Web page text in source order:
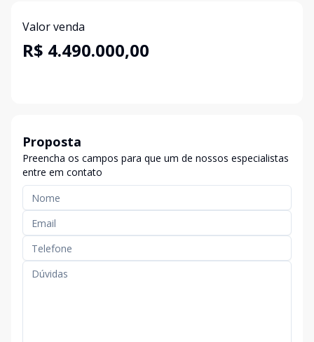
Valor venda
R$ 4.490.000,00
Proposta
Preencha os campos para que um de nossos especialistas
entre em contato